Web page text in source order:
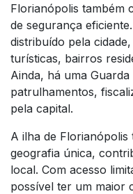
Florianópolis também
de segurança
distribuído pela
turísticas, bairros
Ainda, há uma
patrulhamentos,
pela capital.
A ilha de Florianópolis
geografia única,
local. Com acesso
possível ter um maior